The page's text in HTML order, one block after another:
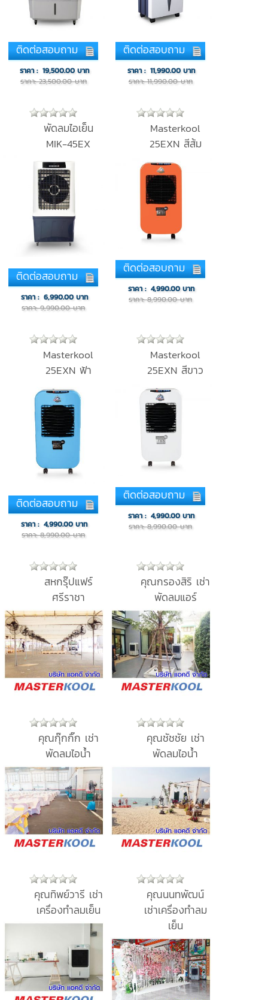
ติดต่อสอบถาม
ราคา : 19,500.00 บาท
ราคา: 23,500.00 บาท
ติดต่อสอบถาม
ราคา :11,990.00 บาท
ราคา: 11,990.00 บาท
พัดลมไอเย็น
MIK-45EX
ติดต่อสอบถาม
ราคา : 6,990.00 บาท
ราคา: 9,990.00 บาท
Masterkool
25EXN สีส้ม
ติดต่อสอบถาม
ราคา :4,990.00 บาท
ราคา: 8,990.00 บาท
Masterkool
25EXN ฟ้า
ติดต่อสอบถาม
ราคา :4,990.00 บาท
ราคา: 8,990.00 บาท
Masterkool
25EXN สีขาว
ติดต่อสอบถาม
ราคา :4,990.00 บาท
ราคา: 8,990.00 บาท
สหกรุ๊ปแฟร์
ศรีราชา
คุณกรองสิริ เช่า
พัดลมแอร์
คุณกุ๊กกิ๊ก เช่า
พัดลมไอน้ำ
คุณชัชชัย เช่า
พัดลมไอน้ำ
คุณทิพย์วารี เช่า
เครื่องทำลมเย็น
คุณนนทพัฒน์
เช่าเครื่องทำลม
เย็น